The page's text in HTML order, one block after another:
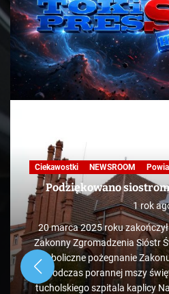
Ciekawostki NEWSROOM
Podziękowano
1 rok
20 marca 2025 roku
Zakonny Zgromadzenia Sióstr
Symboliczne pożegnanie
podczas porannej mszy
tucholskiego szpitala kaplicy